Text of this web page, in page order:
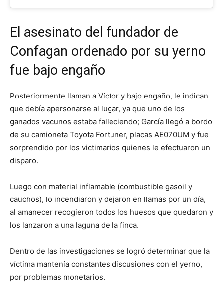
El asesinato del fundador de
Confagan ordenado por su yerno
fue bajo engaño
Posteriormente llaman a Víctor y bajo engaño, le indican
que debía apersonarse al lugar, ya que uno de los
ganados vacunos estaba falleciendo; García llegó a bordo
de su camioneta Toyota Fortuner, placas AE070UM y fue
sorprendido por los victimarios quienes le efectuaron un
disparo.
Luego con material inflamable (combustible gasoil y
cauchos), lo incendiaron y dejaron en llamas por un día,
al amanecer recogieron todos los huesos que quedaron y
los lanzaron a una laguna de la finca.
Dentro de las investigaciones se logró determinar que la
víctima mantenía constantes discusiones con el yerno,
por problemas monetarios.